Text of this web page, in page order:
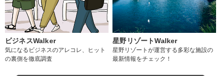
ビジネスWalker
気になるビジネスのアレコレ、ヒット
の裏側を徹底調査
星野リゾートWalker
星野リゾートが運営する多彩な施設の
最新情報をチェック！